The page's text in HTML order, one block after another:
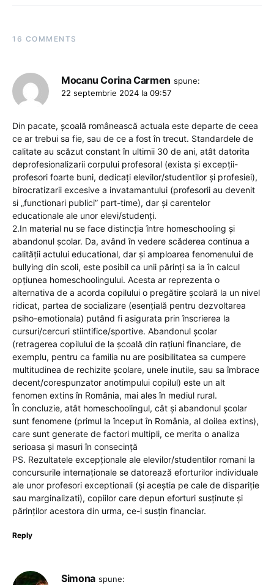
16 COMMENTS
Mocanu Corina Carmen spune:
22 septembrie 2024 la 09:57
Din pacate, școală românească actuala este departe de ceea
ce ar trebui sa fie, sau de ce a fost în trecut. Standardele de
calitate au scăzut constant în ultimii 30 de ani, atât datorita
deprofesionalizarii corpului profesoral (exista și excepții-
profesori foarte buni, dedicați elevilor/studentilor și profesiei),
birocratizarii excesive a invatamantului (profesorii au devenit
si „functionari publici” part-time), dar și carentelor
educationale ale unor elevi/studenți.
2.In material nu se face distincția între homeschooling și
abandonul școlar. Da, având în vedere scăderea continua a
calității actului educational, dar și amploarea fenomenului de
bullying din scoli, este posibil ca unii părinți sa ia în calcul
opțiunea homeschoolingului. Acesta ar reprezenta o
alternativa de a acorda copilului o pregătire școlară la un nivel
ridicat, partea de socializare (esențială pentru dezvoltarea
psiho-emotionala) putând fi asigurata prin înscrierea la
cursuri/cercuri stiintifice/sportive. Abandonul școlar
(retragerea copilului de la școală din rațiuni financiare, de
exemplu, pentru ca familia nu are posibilitatea sa cumpere
multitudinea de rechizite școlare, unele inutile, sau sa îmbrace
decent/corespunzator anotimpului copilul) este un alt
fenomen extins în România, mai ales în mediul rural.
În concluzie, atât homeschoolingul, cât și abandonul școlar
sunt fenomene (primul la început în România, al doilea extins),
care sunt generate de factori multipli, ce merita o analiza
serioasa și masuri în consecință
PS. Rezultatele excepționale ale elevilor/studentilor romani la
concursurile internaționale se datorează eforturilor individuale
ale unor profesori exceptionali (și aceștia pe cale de dispariție
sau marginalizati), copiilor care depun eforturi susținute și
părinților acestora din urma, ce-i susțin financiar.
Reply
Simona spune: